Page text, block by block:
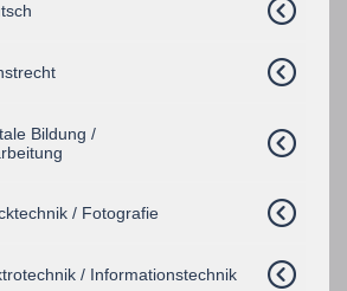
Bildung /
/ Fotografie
/ Informationstechnik